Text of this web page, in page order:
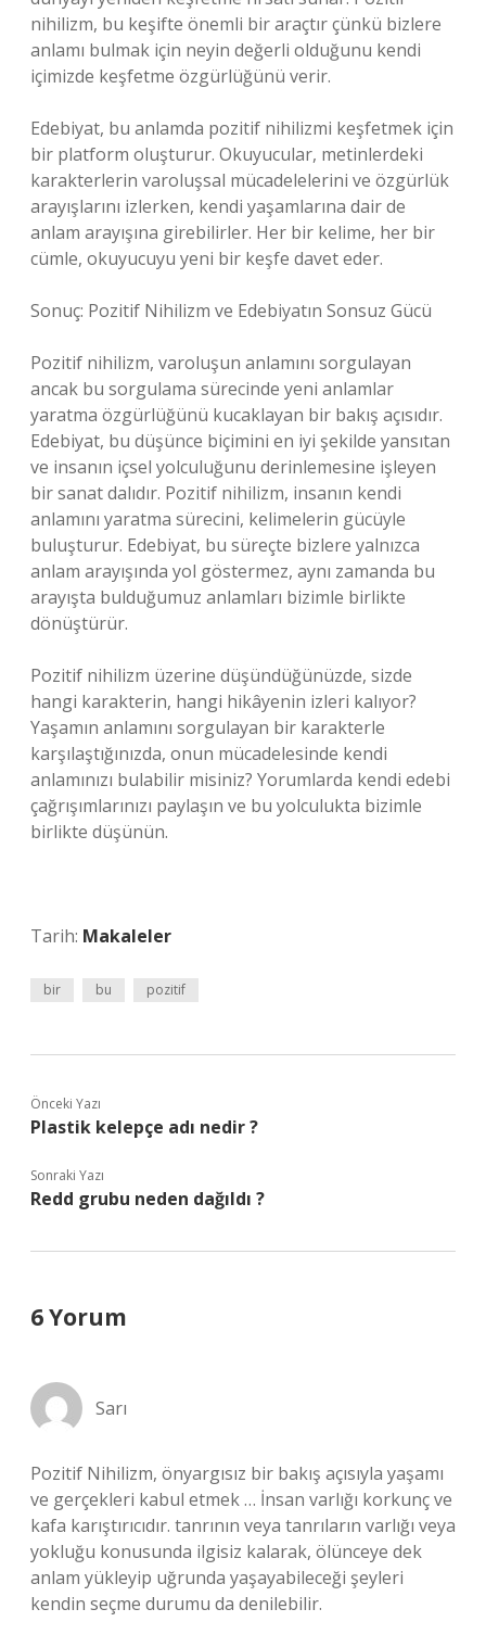
nihilizm, bu keşifte önemli bir araçtır çünkü bizlere
anlamı bulmak için neyin değerli olduğunu kendi
içimizde keşfetme özgürlüğünü verir.
Edebiyat, bu anlamda pozitif nihilizmi keşfetmek için
bir platform oluşturur. Okuyucular, metinlerdeki
karakterlerin varoluşsal mücadelelerini ve özgürlük
arayışlarını izlerken, kendi yaşamlarına dair de
anlam arayışına girebilirler. Her bir kelime, her bir
cümle, okuyucuyu yeni bir keşfe davet eder.
Sonuç: Pozitif Nihilizm ve Edebiyatın Sonsuz Gücü
Pozitif nihilizm, varoluşun anlamını sorgulayan
ancak bu sorgulama sürecinde yeni anlamlar
yaratma özgürlüğünü kucaklayan bir bakış açısıdır.
Edebiyat, bu düşünce biçimini en iyi şekilde yansıtan
ve insanın içsel yolculuğunu derinlemesine işleyen
bir sanat dalıdır. Pozitif nihilizm, insanın kendi
anlamını yaratma sürecini, kelimelerin gücüyle
buluşturur. Edebiyat, bu süreçte bizlere yalnızca
anlam arayışında yol göstermez, aynı zamanda bu
arayışta bulduğumuz anlamları bizimle birlikte
dönüştürür.
Pozitif nihilizm üzerine düşündüğünüzde, sizde
hangi karakterin, hangi hikâyenin izleri kalıyor?
Yaşamın anlamını sorgulayan bir karakterle
karşılaştığınızda, onun mücadelesinde kendi
anlamınızı bulabilir misiniz? Yorumlarda kendi edebi
çağrışımlarınızı paylaşın ve bu yolculukta bizimle
birlikte düşünün.
Tarih: Makaleler
bir bu pozitif
Önceki Yazı
Plastik kelepçe adı nedir ?
Sonraki Yazı
Redd grubu neden dağıldı ?
6 Yorum
Sarı
Pozitif Nihilizm, önyargısız bir bakış açısıyla yaşamı
ve gerçekleri kabul etmek … İnsan varlığı korkunç ve
kafa karıştırıcıdır. tanrının veya tanrıların varlığı veya
yokluğu konusunda ilgisiz kalarak, ölünceye dek
anlam yükleyip uğrunda yaşayabileceği şeyleri
kendin seçme durumu da denilebilir.